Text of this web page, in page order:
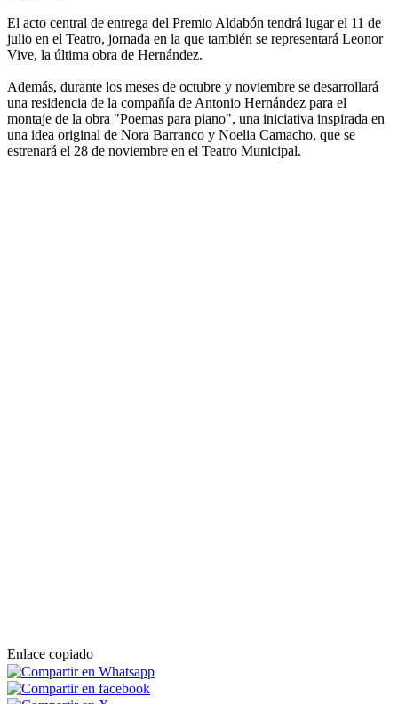
El acto central de entrega del Premio Aldabón tendrá lugar el 11 de
julio en el Teatro, jornada en la que también se representará Leonor
Vive, la última obra de Hernández.
Además, durante los meses de octubre y noviembre se desarrollará
una residencia de la compañía de Antonio Hernández para el
montaje de la obra "Poemas para piano", una iniciativa inspirada en
una idea original de Nora Barranco y Noelia Camacho, que se
estrenará el 28 de noviembre en el Teatro Municipal.
Enlace copiado